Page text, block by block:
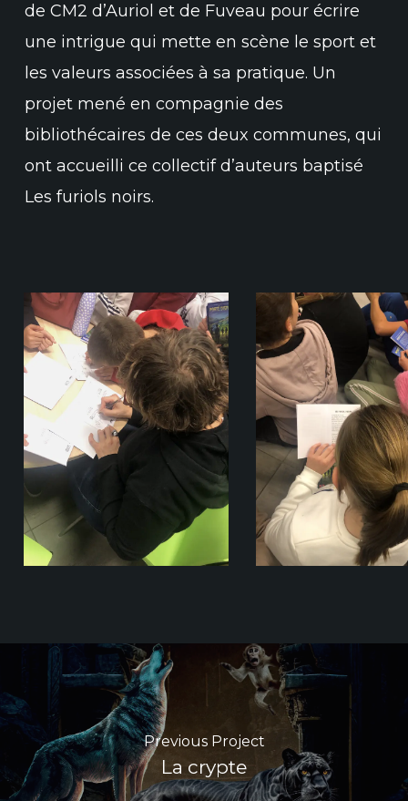
de CM2 d’Auriol et de Fuveau pour écrire
une intrigue qui mette en scène le sport et
les valeurs associées à sa pratique. Un
projet mené en compagnie des
bibliothécaires de ces deux communes, qui
ont accueilli ce collectif d’auteurs baptisé
Les furiols noirs.
Previous Project
La crypte